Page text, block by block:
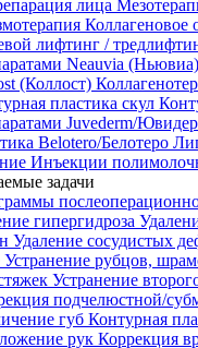
лица
Коллагеновое
лифтинг /
Neauvia (Ньювиа)
(Коллост)
пластика скул
Juvederm/
Belotero/Белотеро
Инъекции
задачи
гипергидроза
Удаление сосудистых
Устранение рубцов,
Устранение
подчелюстной/
губ Контурная
рук Коррекция